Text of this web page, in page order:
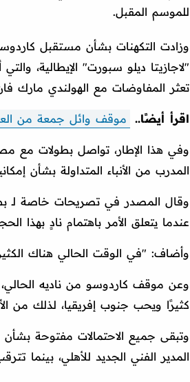
للموسم المقبل.
وزادت التكهنات بشأن مستقبل
"لاجازيتا ديلو سبورت" الإيطالية،
تعثر المفاوضات مع الهولندي مارك
اقرأ أيضًا.. موقف وائل جمعة من
وفي هذا الإطار، تواصل بطولات
المدرب من الأنباء المتداولة بشأن
وقال المصدر في تصريحات خاصة لـ
عندما يتعلق الأمر باهتمام نادٍ بهذا
وأضاف: "في الوقت الحالي هناك
وعن موقف كاردوسو من ناديه
كثيرًا ويحب جنوب إفريقيا، لذلك من
وتبقى جميع الاحتمالات مفتوحة
المدير الفني الجديد للأهلي، بينما